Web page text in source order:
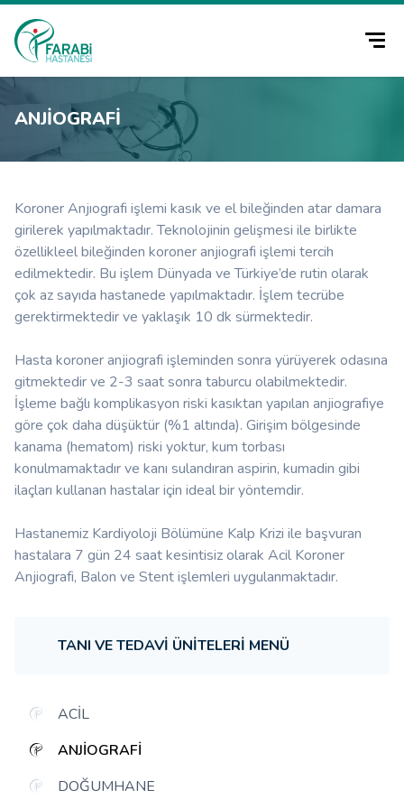
ANJIOGRAFI
TANI VE TEDAVI ÜNITELERI MENÜ
ACIL
ANJIOGRAFI
DOĞUMHANE
Koroner Anjıografi işlemi kasık ve el bileğinden atar damara
girilerek yapılmaktadır. Teknolojinin gelişmesi ile birlikte
özellikleel bileğinden koroner anjiografi işlemi tercih
edilmektedir. Bu işlem Dünyada ve Türkiye’de rutin olarak
çok az sayıda hastanede yapılmaktadır. İşlem tecrübe
gerektirmektedir ve yaklaşık 10 dk sürmektedir.
Hasta koroner anjiografi işleminden sonra yürüyerek odasına
gitmektedir ve 2-3 saat sonra taburcu olabilmektedir.
İşleme bağlı komplikasyon riski kasıktan yapılan anjiografiye
göre çok daha düşüktür (%1 altında). Girişim bölgesinde
kanama (hematom) riski yoktur, kum torbası
konulmamaktadır ve kanı sulandıran aspirin, kumadin gibi
ilaçları kullanan hastalar için ideal bir yöntemdir.
Hastanemiz Kardiyoloji Bölümüne Kalp Krizi ile başvuran
hastalara 7 gün 24 saat kesintisiz olarak Acil Koroner
Anjiografi, Balon ve Stent işlemleri uygulanmaktadır.